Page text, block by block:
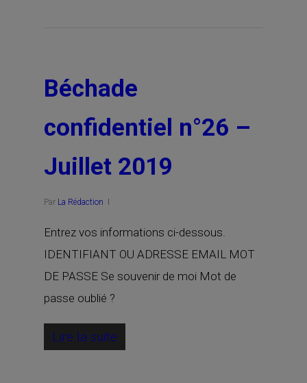
Béchade
confidentiel n°26 –
Juillet 2019
Par La Rédaction
Entrez vos informations ci-dessous.
IDENTIFIANT OU ADRESSE EMAIL MOT
DE PASSE Se souvenir de moi Mot de
passe oublié ?
Lire la suite